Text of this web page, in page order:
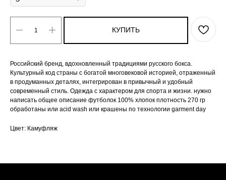
КУПИТЬ
Российский бренд, вдохновленный традициями русского бокса.
Культурный код страны с богатой многовековой историей, отраженный
в продуманных деталях, интегрирован в привычный и удобный
современный стиль. Одежда с характером для спорта и жизни. нужно
написать общее описание футболок 100% хлопок плотность 270 гр
обработаны или acid wash или крашены по технологии garment day
Цвет: Камуфляж